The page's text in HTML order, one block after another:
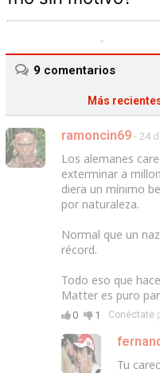
9comentarios
Más
ramoncin69 - 24
Los alemanes
exterminar a
diera un mínimo
por naturaleza.
Normal que un
récord.
Todo eso que
Matter es puro
0 1 Conéctate
Tu